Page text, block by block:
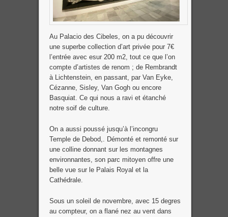
Au Palacio des Cibeles, on a pu découvrir
une superbe collection d’art privée pour 7€
l’entrée avec esur 200 m2, tout ce que l’on
compte d’artistes de renom ; de Rembrandt
à Lichtenstein, en passant, par Van Eyke,
Cézanne, Sisley, Van Gogh ou encore
Basquiat. Ce qui nous a ravi et étanché
notre soif de culture.
On a aussi poussé jusqu’à l’incongru
Temple de Debod,. Démonté et remonté sur
une colline donnant sur les montagnes
environnantes, son parc mitoyen offre une
belle vue sur le Palais Royal et la
Cathédrale.
Sous un soleil de novembre, avec 15 degres
au compteur, on a flané nez au vent dans